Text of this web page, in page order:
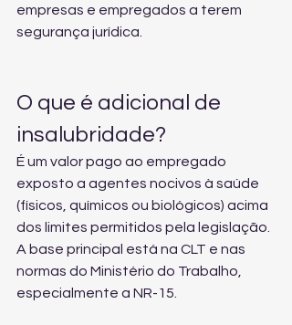
empresas e empregados a terem
segurança jurídica.
O que é adicional de
insalubridade?
É um valor pago ao empregado
exposto a agentes nocivos à saúde
(físicos, químicos ou biológicos) acima
dos limites permitidos pela legislação.
A base principal está na CLT e nas
normas do Ministério do Trabalho,
especialmente a NR-15.